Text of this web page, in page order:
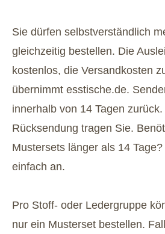
Sie dürfen selbstverständlich
gleichzeitig bestellen. Die
kostenlos, die Versandkosten
übernimmt esstische.de.
innerhalb von 14 Tagen
Rücksendung tragen Sie.
Mustersets länger als 14
einfach an.
Pro Stoff- oder Ledergruppe
nur ein Musterset bestellen.